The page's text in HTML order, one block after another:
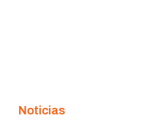
Noticias